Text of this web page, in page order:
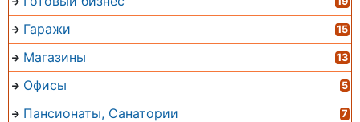
Гаражи 15
Магазины 13
Офисы 5
Пансионаты, Санатории 7